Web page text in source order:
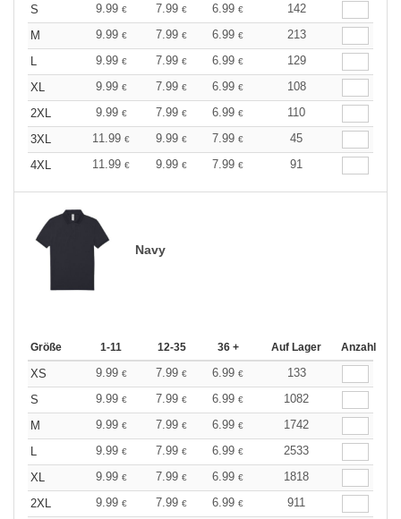
S
9.99 € 7.99 € 6.99 €
142
M
9.99 € 7.99 € 6.99 €
213
9.99 € 7.99 € 6.99 €
129
XL
9.99 € 7.99 € 6.99 €
108
2XL
9.99 € 7.99 € 6.99 €
110
3XL
11.99 € 9.99 € 7.99 €
45
4XL
11.99 € 9.99 € 7.99 € 91
Navy
Größe 1-11 12-35 36 + Auf Lager Anzahl
XS 9.99 € 7.99 € 6.99 €
133
S
9.99 € 7.99 € 6.99 €
1082
M
9.99 € 7.99 € 6.99 €
1742
9.99 € 7.99 € 6.99 €
2533
XL
9.99 € 7.99 € 6.99 €
1818
2XL
9.99 € 7.99 € 6.99 €
911